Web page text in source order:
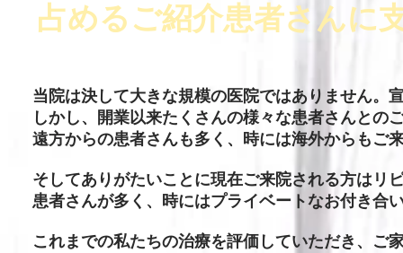
占めるご紹介患者さんに
当院は決して大きな規模の医院ではありません。
しかし、開業以来たくさんの様々な患者さんとの
遠方からの患者さんも多く、時には海外からもご
そしてありがたいことに現在ご来院される方はリ
患者さんが多く、時にはプライベートなお付き合
これまでの私たちの治療を評価していただき、ご